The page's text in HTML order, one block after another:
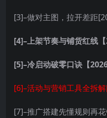
[3]–做对主图，拉开差距
[4]–上架节奏与铺货红线
[5]–冷启动破零口诀【
[6]–活动与营销工具全拆
[7]–推广搭建先懂规则再